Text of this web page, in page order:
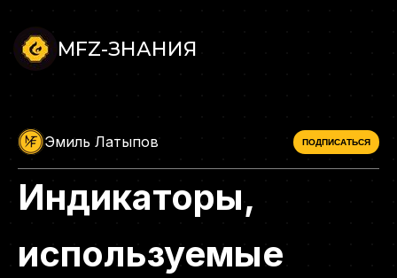
MFZ-ЗНАНИЯ
Эмиль Латыпов ПОДПИСАТЬСЯ
Индикаторы,
используемые